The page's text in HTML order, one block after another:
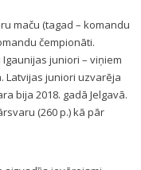
maču (tagad – komandu
čempionāti.
juniori – viņiem
Latvijas juniori uzvarēja
bija 2018. gadā Jelgavā.
(260 p.) kā pār